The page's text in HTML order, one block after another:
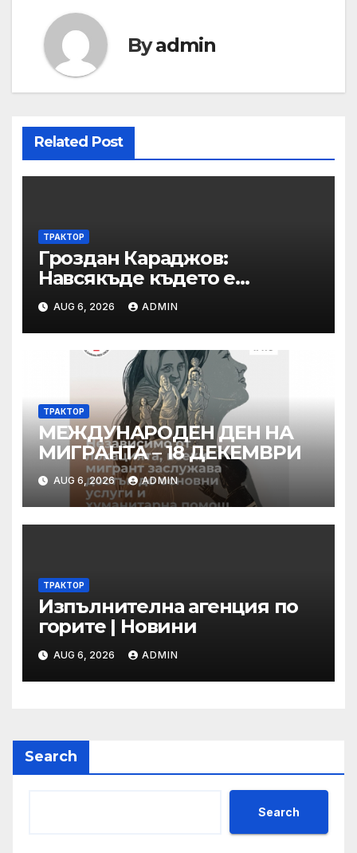
Byadmin
Related Post
ТРАКТОР
Гроздан Караджов:
Навсякъде където е
възможна човешка грешка
в железницата, трябва да
има система за вторичен
контрол
AUG 6, 2026 ADMIN
ТРАКТОР
МЕЖДУНАРОДЕН ДЕН НА
МИГРАНТА – 18 ДЕКЕМВРИ
AUG 6, 2026 ADMIN
ТРАКТОР
Изпълнителна агенция по
горите | Новини
AUG 6, 2026 ADMIN
Search
Search